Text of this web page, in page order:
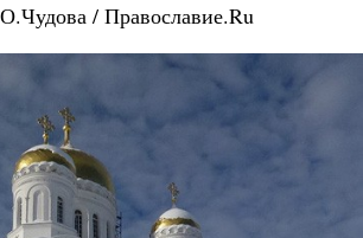
/ Православие.Ru